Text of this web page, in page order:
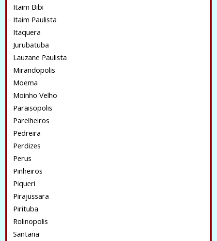
Itaim Bibi
Itaim Paulista
Itaquera
Jurubatuba
Lauzane Paulista
Mirandopolis
Moema
Moinho Velho
Paraisopolis
Parelheiros
Pedreira
Perdizes
Perus
Pinheiros
Piqueri
Pirajussara
Pirituba
Rolinopolis
Santana